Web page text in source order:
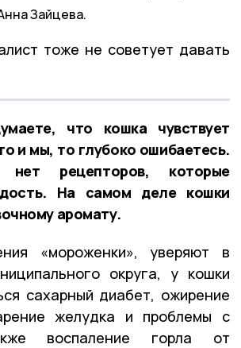
Зайцева.
тоже не советует давать
что кошка чувствует
и мы, то глубоко ошибаетесь.
рецепторов, которые
На самом деле кошки
аромату.
«мороженки», уверяют в
округа, у кошки
сахарный диабет, ожирение
желудка и проблемы с
воспаление горла от